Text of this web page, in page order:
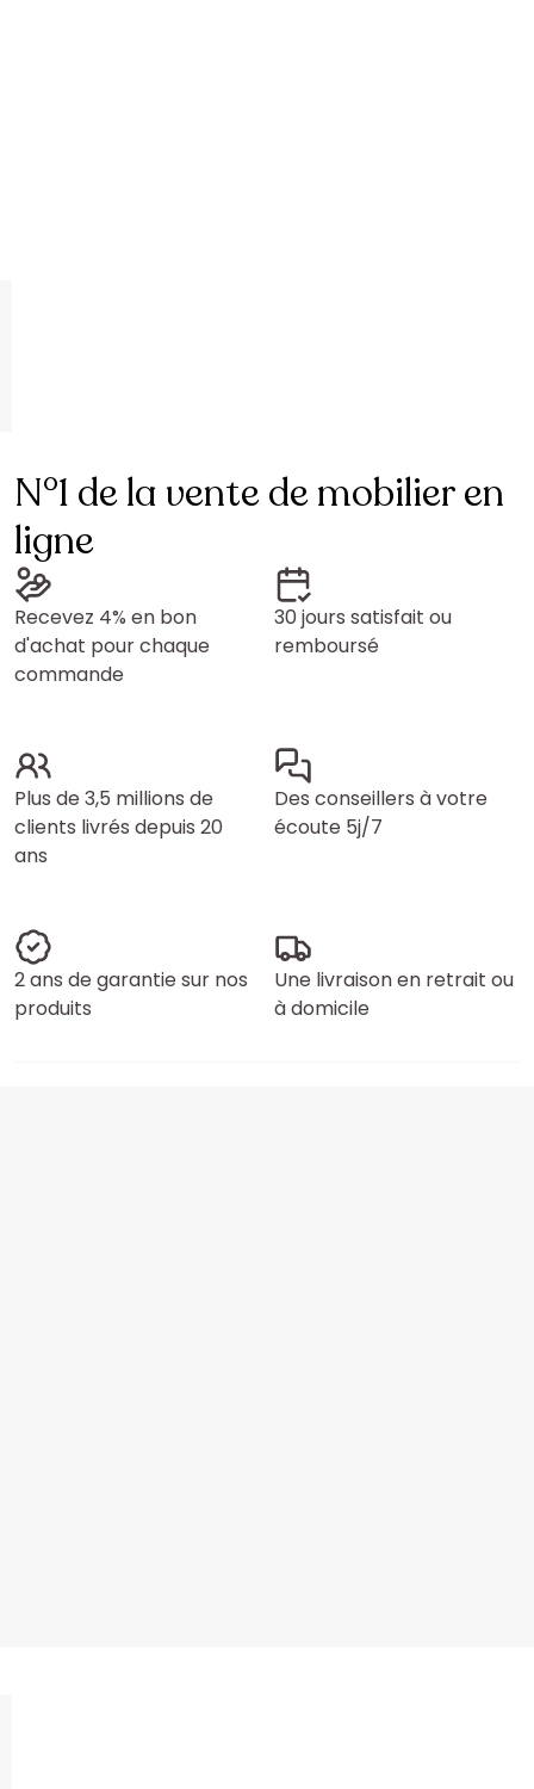
N°1 de la vente de mobilier en
ligne
Recevez 4% en bon
d'achat pour chaque
commande
30 jours satisfait ou
remboursé
Plus de 3,5 millions de
clients livrés depuis 20
ans
Des conseillers à votre
écoute 5j/7
2 ans de garantie sur nos
produits
Une livraison en retrait ou
à domicile